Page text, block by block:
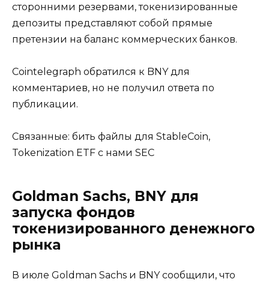
сторонними резервами, токенизированные
депозиты представляют собой прямые
претензии на баланс коммерческих банков.
Cointelegraph обратился к BNY для
комментариев, но не получил ответа по
публикации.
Связанные: бить файлы для StableCoin,
Tokenization ETF с нами SEC
Goldman Sachs, BNY для
запуска фондов
токенизированного денежного
рынка
В июле Goldman Sachs и BNY сообщили, что